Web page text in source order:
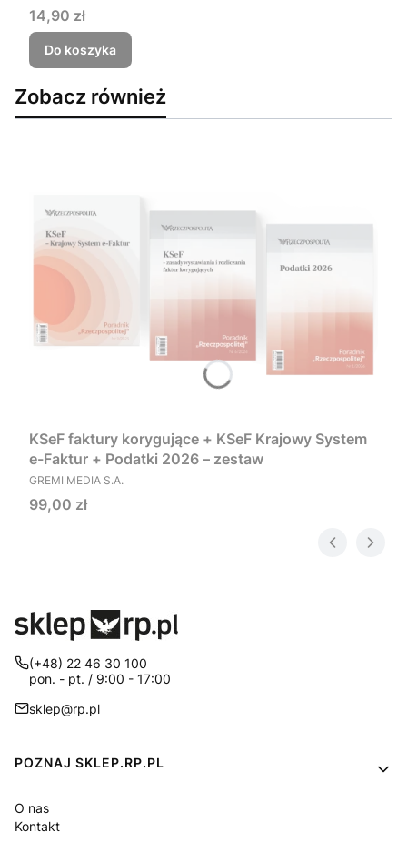
Cena
14,90 zł
Do koszyka
Zobacz również
KSeF faktury korygujące + KSeF Krajowy System
e-Faktur + Podatki 2026 – zestaw
PRODUCENT
GREMI MEDIA S.A.
Cena
99,00 zł
(+48) 22 46 30 100
pon. - pt. / 9:00 - 17:00
sklep@rp.pl
Linki w stopce
POZNAJ SKLEP.RP.PL
O nas
Kontakt